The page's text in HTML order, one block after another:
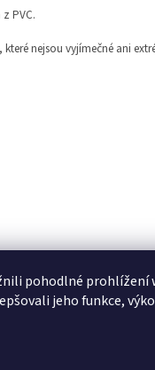
pohodlné prohlížení
jeho funkce,
PVC.
nejsou vyjímečné ani